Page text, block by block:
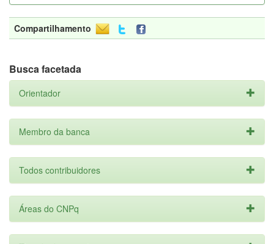
Compartilhamento
Busca facetada
Orientador
Membro da banca
Todos contribuidores
Áreas do CNPq